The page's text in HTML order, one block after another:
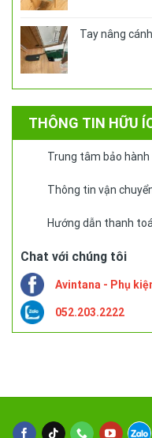
Tay nâng
THÔNG TIN HỮU
Trung tâm bảo hành
Thông tin vận
Hướng dẫn thanh
Chat với chúng tôi
Avintana - Phụ
052.203.2222